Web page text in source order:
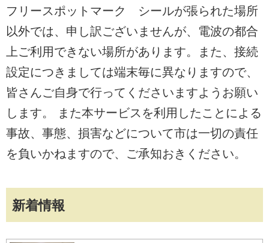
フリースポットマーク シールが張られた場所
以外では、申し訳ございませんが、電波の都合
上ご利用できない場所があります。また、接続
設定につきましては端末毎に異なりますので、
皆さんご自身で行ってくださいますようお願い
します。 また本サービスを利用したことによる
事故、事態、損害などについて市は一切の責任
を負いかねますので、ご承知おきください。
新着情報